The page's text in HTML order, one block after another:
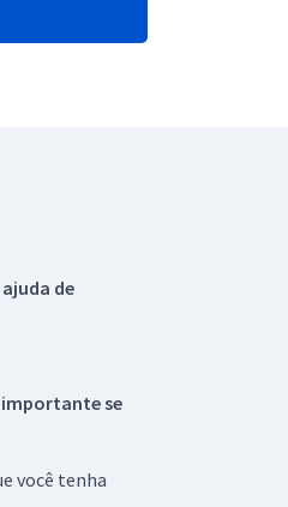
de
importante se
você tenha